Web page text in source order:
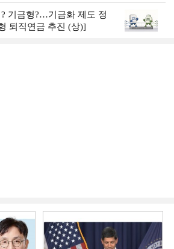
기금형?…기금화 제도 정
퇴직연금 추진 (상)]